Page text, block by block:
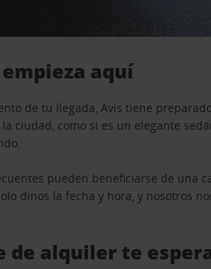
aquí
de tu llegada, Avis tiene
ciudad, como si es un elegante
pueden beneficiarse de una
dinos la fecha y hora, y nosotros
de alquiler te